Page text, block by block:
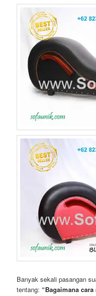
Banyak sekali pasangan
tentang: “Bagaimana